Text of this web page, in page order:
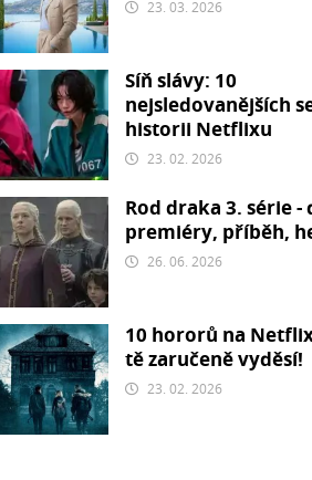
23. 03. 2026
Síň slávy: 10
nejsledovanějších
historii Netflixu
23. 02. 2026
Rod draka 3. série -
premiéry, příběh,
26. 06. 2026
10 hororů na
tě zaručeně vyděsí!
23. 02. 2026